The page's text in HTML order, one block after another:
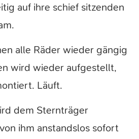
auf ihre schief sitzenden
alle Räder wieder gängig
wird wieder aufgestellt,
Läuft.
dem Sternträger
ihm anstandslos sofort